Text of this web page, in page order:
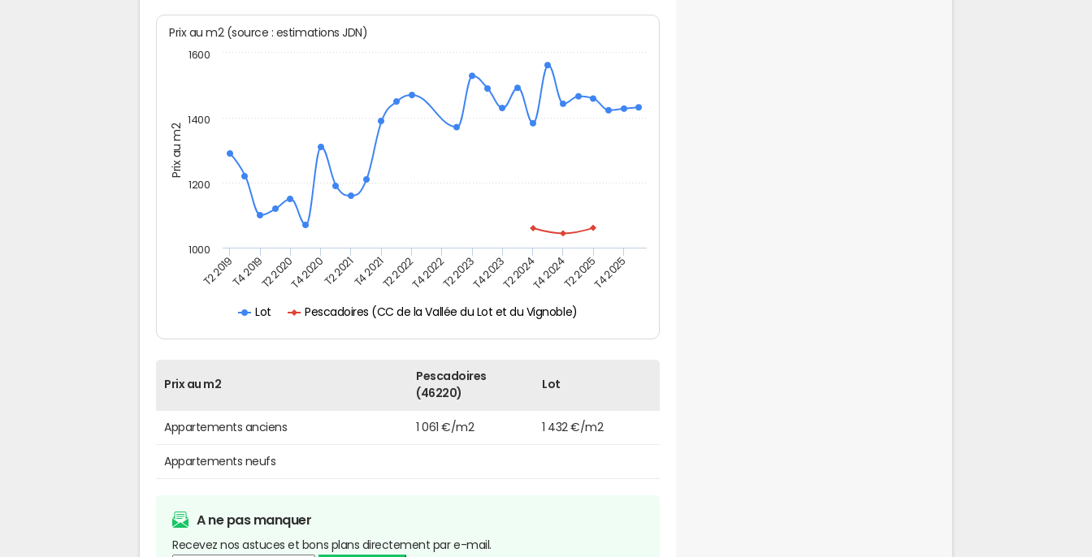
Prix au m2
Prix au m2 (source : estimations JDN)
Lot Pescadoires (CC de la Vallée du Lot et du Vignoble)
T2 2019T4 2019T2 2020T4 2020T2 2021T4 2021T2 2022T4 2022T2 2023T4 2023T2 2024T4 2024T2 2025T4 2025
1000
1200
1400
1600
Prix au m2
Pescadoires
(46220)
Lot
Appartements anciens 1 061 €/m2 1 432 €/m2
Appartements neufs
A ne pas manquer
Recevez nos astuces et bons plans directement par e-mail.